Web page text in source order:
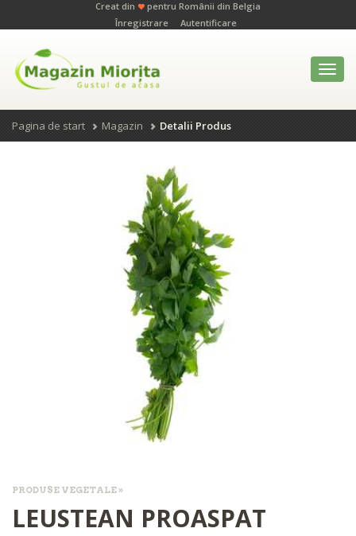
Creat din
pentru Românii din Belgia
Înregistrare
Autentificare
Pagina de start Magazin Detalii Produs
PRODUSE VEGETALE »
LEUSTEAN PROASPAT